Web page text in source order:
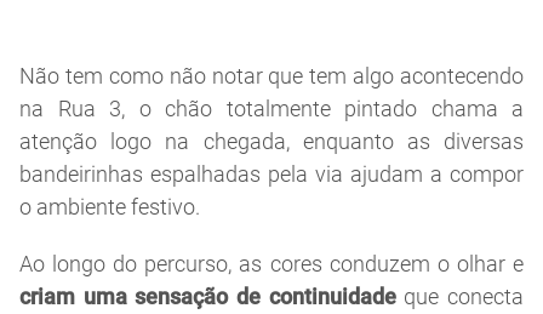
Não tem como não notar que tem algo acontecendo
na Rua 3, o chão totalmente pintado chama a
atenção logo na chegada, enquanto as diversas
bandeirinhas espalhadas pela via ajudam a compor
o ambiente festivo.
Ao longo do percurso, as cores conduzem o olhar e
criam uma sensação de continuidadeque conecta